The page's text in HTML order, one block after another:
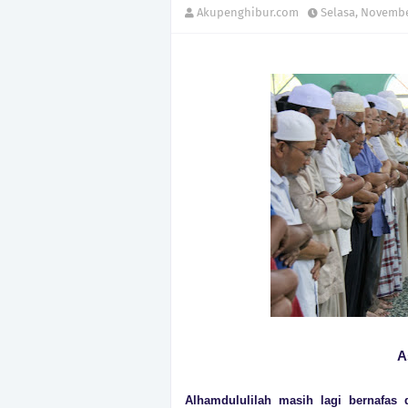
Akupenghibur.com Selasa,
Alhamdululilah masih lagi